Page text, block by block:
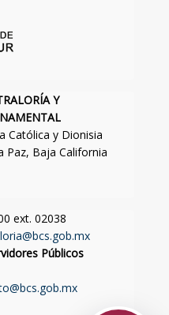
Y
Católica y Dionisia
Paz, Baja California
ext. 02038
Públicos